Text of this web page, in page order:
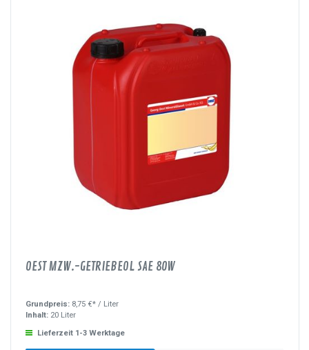
OEST MZW.-GETRIEBEÖL SAE 80W
Grundpreis: 8,75 €* / Liter
Inhalt: 20 Liter
Lieferzeit 1-3 Werktage